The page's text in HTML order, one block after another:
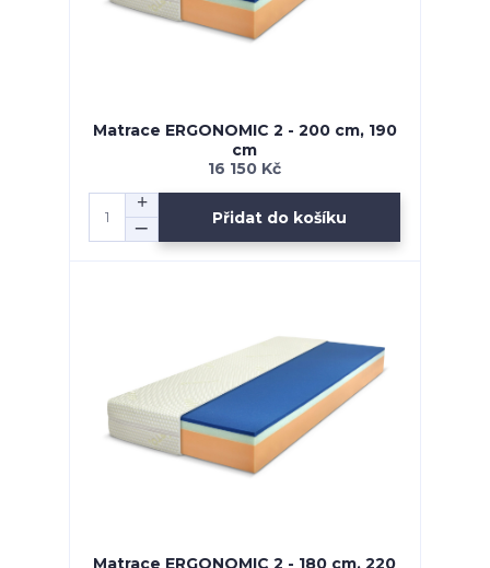
Matrace ERGONOMIC 2 - 200 cm, 190
cm
16 150 Kč
Přidat do košíku
Matrace ERGONOMIC 2 - 180 cm, 220